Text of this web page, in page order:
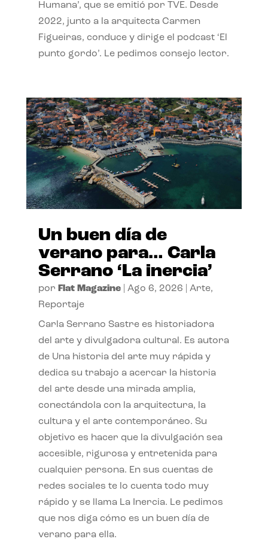
Humana’, que se emitió por TVE. Desde
2022, junto a la arquitecta Carmen
Figueiras, conduce y dirige el podcast ‘El
punto gordo’. Le pedimos consejo lector.
Un buen día de
verano para… Carla
Serrano ‘La inercia’
por Flat Magazine| Ago 6, 2026 Arte,
Reportaje
Carla Serrano Sastre es historiadora
del arte y divulgadora cultural. Es autora
de Una historia del arte muy rápida y
dedica su trabajo a acercar la historia
del arte desde una mirada amplia,
conectándola con la arquitectura, la
cultura y el arte contemporáneo. Su
objetivo es hacer que la divulgación sea
accesible, rigurosa y entretenida para
cualquier persona. En sus cuentas de
redes sociales te lo cuenta todo muy
rápido y se llama La Inercia. Le pedimos
que nos diga cómo es un buen día de
verano para ella.